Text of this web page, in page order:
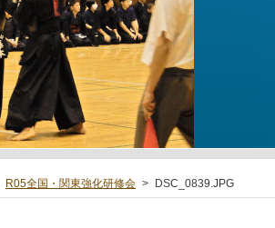
R05全国・関東強化研修会 > DSC_0839.JPG